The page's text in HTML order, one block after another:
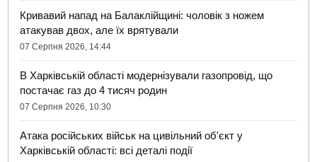
Кривавий напад на Балаклійщині: чоловік з ножем
атакував двох, але їх врятували
07 Серпня 2026, 14:44
В Харківській області модернізували газопровід, що
постачає газ до 4 тисяч родин
07 Серпня 2026, 10:30
Атака російських військ на цивільний об'єкт у
Харківській області: всі деталі події